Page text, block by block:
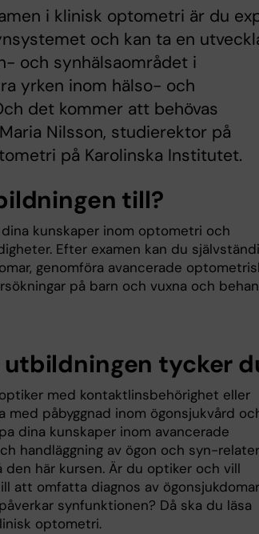
i klinisk optometri är du
och kan ta en
och synhälsaområdet i
yrken inom hälso- och
det kommer att behövas
Nilsson, studierektor på
på Karolinska Institutet.
till?
kunskaper inom optometri och
Efter examen kan du
genomföra avancerade
på barn och vuxna och
utbildningen tycker
med kontaktlinsbehörighet eller
med påbyggnad inom ögonsjukvård
dina kunskaper inom avancerade
handläggning av ögon och syn-
här kursen. Är du optiker och vill
att omfatta diagnos av ögonsjukdomar
synfunktionen? Då ska du läsa
optometri.